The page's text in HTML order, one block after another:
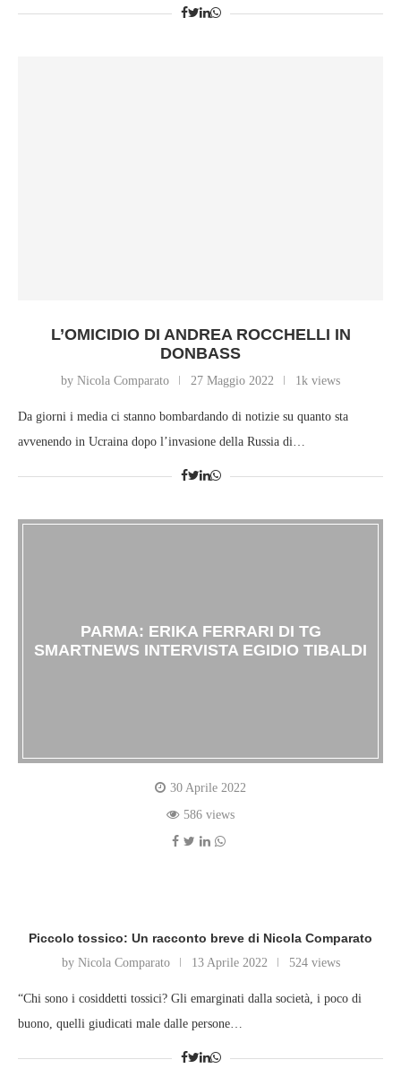
L’OMICIDIO DI ANDREA ROCCHELLI IN
DONBASS
by Nicola Comparato 27 Maggio 2022 1k views
Da giorni i media ci stanno bombardando di notizie su quanto sta
avvenendo in Ucraina dopo l’invasione della Russia di…
PARMA: ERIKA FERRARI DI TG
SMARTNEWS INTERVISTA EGIDIO TIBALDI
30 Aprile 2022
586 views
Piccolo tossico: Un racconto breve di Nicola Comparato
by Nicola Comparato 13 Aprile 2022 524 views
“Chi sono i cosiddetti tossici? Gli emarginati dalla società, i poco di
buono, quelli giudicati male dalle persone…